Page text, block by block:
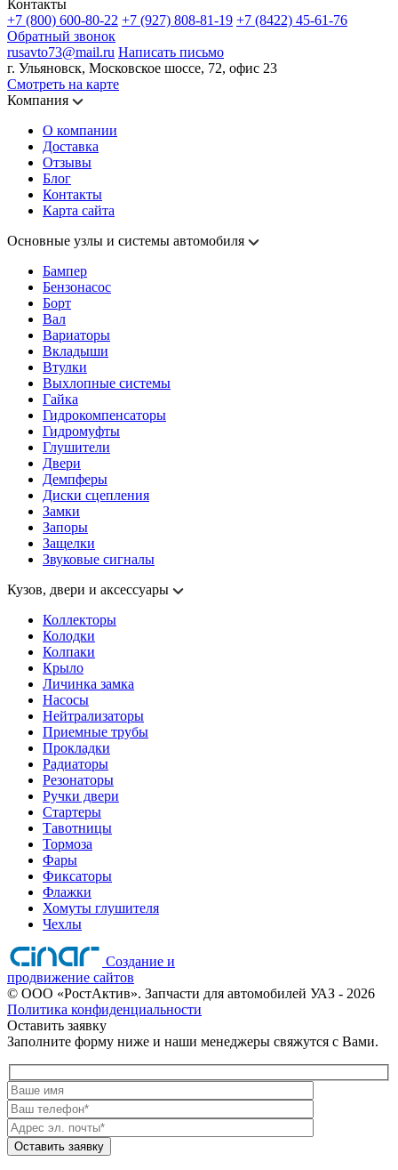
Контакты
+7 (800) 600-80-22 +7 (927) 808-81-19 +7 (8422) 45-61-76
Обратный звонок
rusavto73@mail.ru Написать письмо
г. Ульяновск, Московское шоссе, 72, офис 23
Смотреть на карте
Компания
О компании
Доставка
Отзывы
Блог
Контакты
Карта сайта
Основные узлы и системы автомобиля
Бампер
Бензонасос
Борт
Вал
Вариаторы
Вкладыши
Втулки
Выхлопные системы
Гайка
Гидрокомпенсаторы
Гидромуфты
Глушители
Двери
Демпферы
Диски сцепления
Замки
Запоры
Защелки
Звуковые сигналы
Кузов, двери и аксессуары
Коллекторы
Колодки
Колпаки
Крыло
Личинка замка
Насосы
Нейтрализаторы
Приемные трубы
Прокладки
Радиаторы
Резонаторы
Ручки двери
Стартеры
Тавотницы
Тормоза
Фары
Фиксаторы
Флажки
Хомуты глушителя
Чехлы
Создание и
продвижение сайтов
© ООО «РостАктив». Запчасти для автомобилей УАЗ - 2026
Политика конфиденциальности
Оставить заявку
Заполните форму ниже и наши менеджеры свяжутся с Вами.
Оставить заявку